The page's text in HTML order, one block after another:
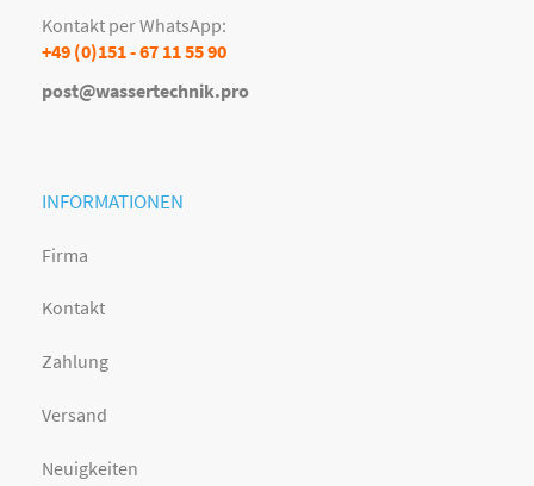
Kontakt per WhatsApp:
+49 (0)151 - 67 11 55 90
post@wassertechnik.pro
INFORMATIONEN
Firma
Kontakt
Zahlung
Versand
Neuigkeiten